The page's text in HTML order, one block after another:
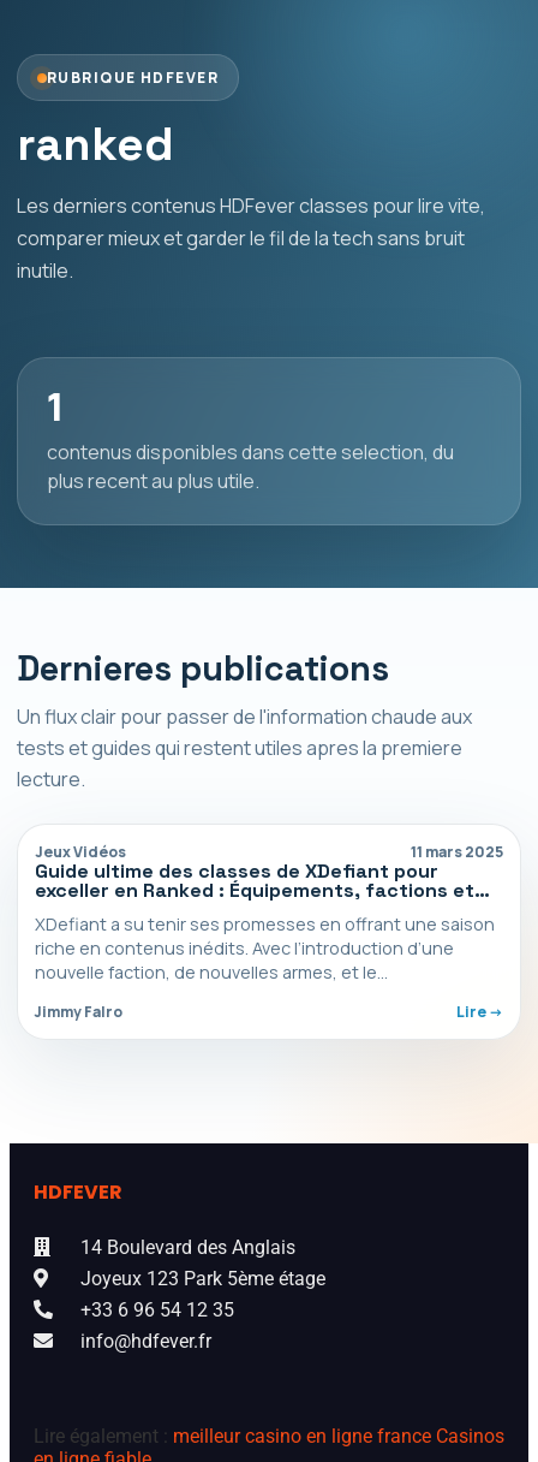
RUBRIQUE HDFEVER
ranked
Les derniers contenus HDFever classes pour lire vite,
comparer mieux et garder le fil de la tech sans bruit
inutile.
1
contenus disponibles dans cette selection, du
plus recent au plus utile.
Dernieres publications
Un flux clair pour passer de l'information chaude aux
tests et guides qui restent utiles apres la premiere
lecture.
Jeux Vidéos 11 mars 2025
Guide ultime des classes de XDefiant pour
exceller en Ranked : Équipements, factions et
XDefiant a su tenir ses promesses en offrant une saison
riche en contenus inédits. Avec l’introduction d’une
nouvelle faction, de nouvelles armes, et le…
Jimmy Falro Lire ->
HDFEVER
14 Boulevard des Anglais
Joyeux 123 Park 5ème étage
+33 6 96 54 12 35
info@hdfever.fr
Lire également : meilleur casino en ligne france Casinos